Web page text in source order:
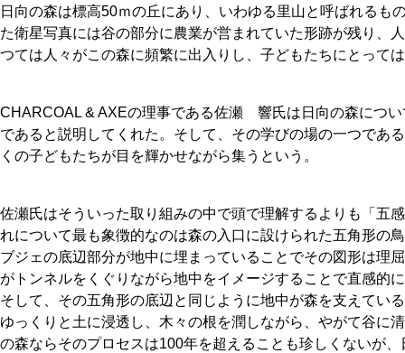
日向の森は標高50ｍの丘にあり、いわゆる里山と呼ばれるも
た衛星写真には谷の部分に農業が営まれていた形跡が残り、
つては人々がこの森に頻繁に出入りし、子どもたちにとって
CHARCOAL & AXEの理事である佐瀬 響氏は日向の森につ
であると説明してくれた。そして、その学びの場の一つであ
くの子どもたちが目を輝かせながら集うという。
佐瀬氏はそういった取り組みの中で頭で理解するよりも「五
れについて最も象徴的なのは森の入口に設けられた五角形の
ブジェの底辺部分が地中に埋まっていることでその図形は理
がトンネルをくぐりながら地中をイメージすることで直感的
そして、その五角形の底辺と同じように地中が森を支えてい
ゆっくりと土に浸透し、木々の根を潤しながら、やがて谷に
の森ならそのプロセスは100年を超えることも珍しくないが